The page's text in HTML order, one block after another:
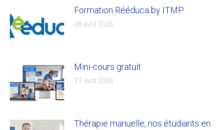
Formation Rééduca by ITMP
28 avril 2026
Mini-cours gratuit
23 avril 2026
Thérapie manuelle, nos étudiants en